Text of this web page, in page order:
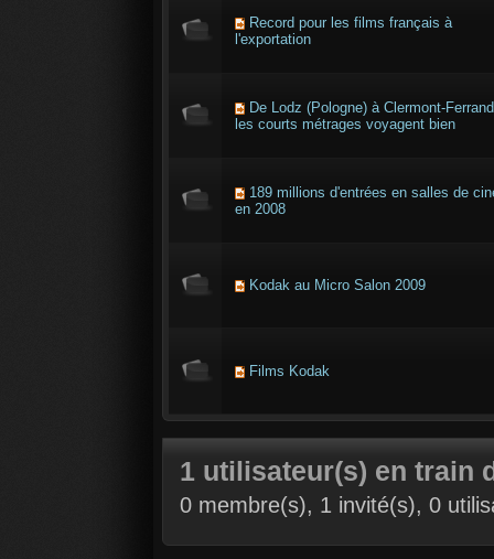
Record pour les films français à
l'exportation
De Lodz (Pologne) à Clermont-
les courts métrages voyagent bien
189 millions d'entrées en salles de
en 2008
Kodak au Micro Salon 2009
Films Kodak
1 utilisateur(s) en train
0 membre(s), 1 invité(s), 0